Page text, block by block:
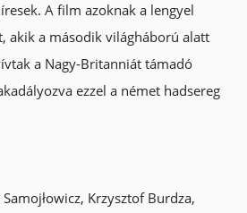
A film azoknak a lengyel
akik a második világháború alatt
a Nagy-Britanniát támadó
ezzel a német hadsereg
Krzysztof Burdza,